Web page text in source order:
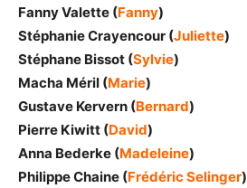
Fanny Valette (Fanny)
Stéphanie Crayencour (Juliette)
Stéphane Bissot (Sylvie)
Macha Méril (Marie)
Gustave Kervern (Bernard)
Pierre Kiwitt (David)
Anna Bederke (Madeleine)
Philippe Chaine (Frédéric Selinger)